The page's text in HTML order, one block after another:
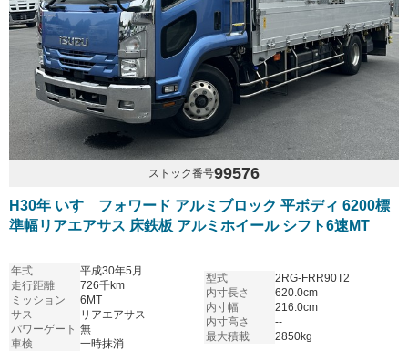
ストック番号99576
H30年 いすゞフォワード アルミブロック 平ボディ 6200標
準幅リアエアサス 床鉄板 アルミホイール シフト6速MT
年式
平成30年5月
走行距離
726千km
ミッション
6MT
サス
リアエアサス
パワーゲート 無
車検
一時抹消
型式
2RG-FRR90T2
内寸長さ
620.0cm
内寸幅
216.0cm
内寸高さ
--
最大積載
2850kg